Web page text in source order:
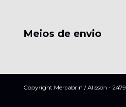
Meios de envio
Copyright Mercabrin / Alisson -